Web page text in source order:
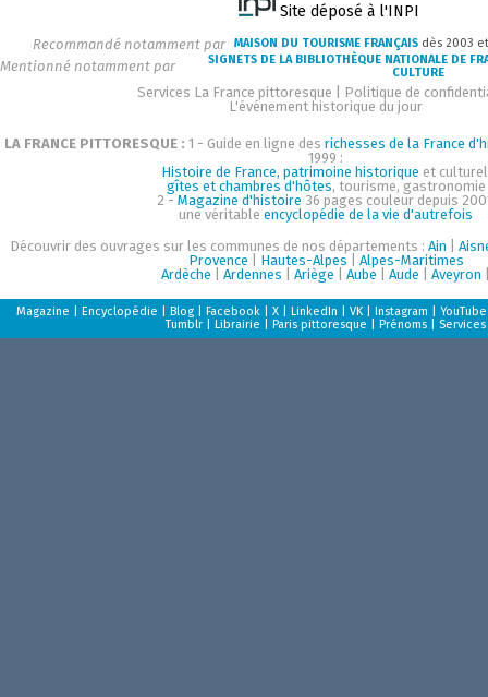
Site déposé à l'INPI
Recommandé notamment par MAISON DU TOURISME FRANÇAIS dès 2003
Mentionné notamment par
SIGNETS DE LA BIBLIOTHÈQUE NATIONALE DE
CULTURE
Services La France pittoresque
Politique de
L'événement historique du jour
LA FRANCE PITTORESQUE : 1 - Guide en ligne des richesses de la France
1999 :
Histoire de France, patrimoine historique et
gîtes et chambres d'hôtes, tourisme, gastronomie
2 - Magazine d'histoire 36 pages couleur depuis
une véritableencyclopédie de la vie d'autrefois
Découvrir des ouvrages sur les communes de nos départements :Ain |
Provence
Hautes-Alpes
Alpes-Maritimes
Ardèche |Ardennes |Ariège |Aube |Aude |Aveyron
Magazine |Encyclopédie |Blog |Facebook |X |LinkedIn |VK |Instagram |YouTube
Tumblr |Librairie |Paris pittoresque |Prénoms Services